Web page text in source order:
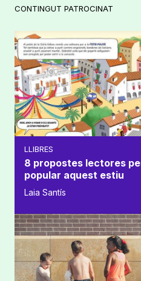
CONTINGUT PATROCINAT
LLIBRES
8 propostes lectores
popular aquest estiu
Laia Santís